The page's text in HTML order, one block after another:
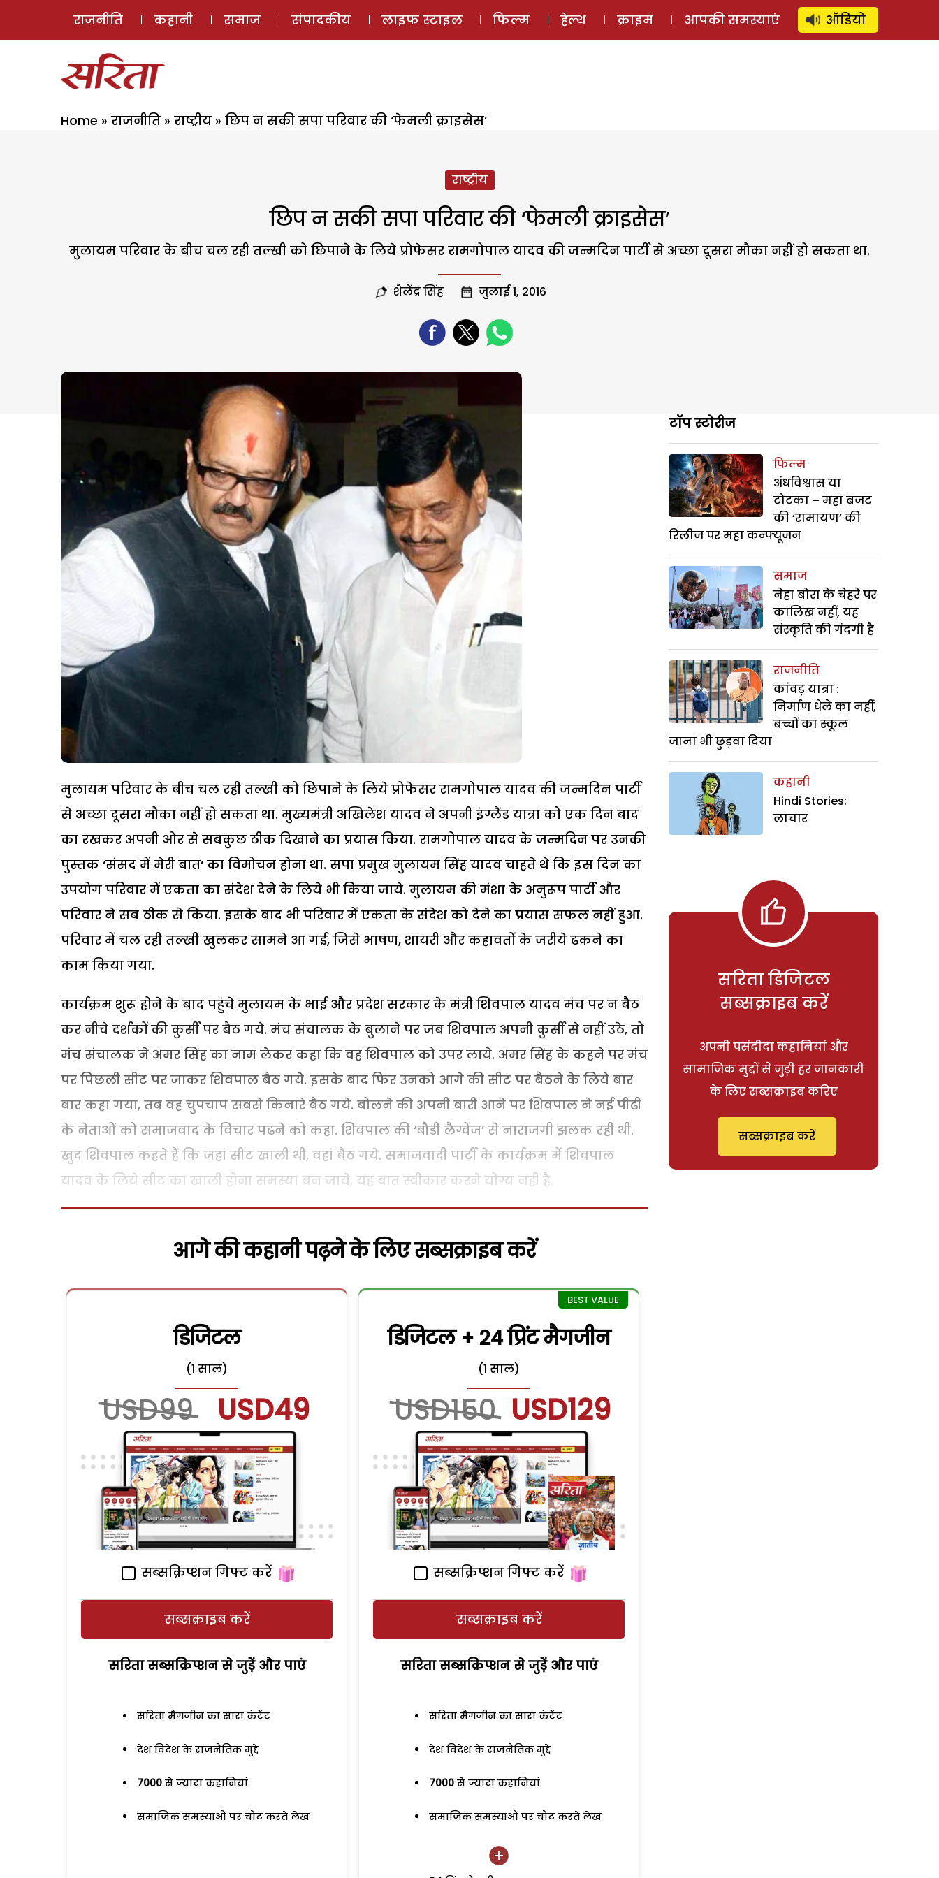
ई-मैगज़ीन ऑडियो स्टोरी लॉग इन ⚲ SUBSCRIBE
राजनीति कहानी समाज संपादकीय लाइफ स्टाइल फिल्म हेल्थ क्राइम आपकी समस्याएं ऑडियो
Home » राजनीति » राष्ट्रीय » छिप न सकी सपा परिवार की ‘फेमली क्राइसेस’
राष्ट्रीय
छिप न सकी सपा परिवार की ‘फेमली क्राइसेस’
मुलायम परिवार के बीच चल रही तल्खी को छिपाने के लिये प्रोफेसर रामगोपाल यादव की जन्मदिन पार्टी से अच्छा दूसरा मौका नहीं हो सकता था.
शैलेंद्र सिंह जुलाई 1, 2016
मुलायम परिवार के बीच चल रही तल्खी को छिपाने के लिये प्रोफेसर रामगोपाल यादव की जन्मदिन पार्टी
से अच्छा दूसरा मौका नहीं हो सकता था. मुख्यमंत्री अखिलेश यादव ने अपनी इंग्लैंड यात्रा को एक दिन बाद
का रखकर अपनी ओर से सबकुछ ठीक दिखाने का प्रयास किया. रामगोपाल यादव के जन्मदिन पर उनकी
पुस्तक ‘संसद में मेरी बात‘ का विमोचन होना था. सपा प्रमुख मुलायम सिंह यादव चाहते थे कि इस दिन का
उपयोग परिवार में एकता का संदेश देने के लिये भी किया जाये. मुलायम की मंशा के अनुरूप पार्टी और
परिवार ने सब ठीक से किया. इसके बाद भी परिवार में एकता के संदेश को देने का प्रयास सफल नहीं हुआ.
परिवार में चल रही तल्खी खुलकर सामने आ गई, जिसे भाषण, शायरी और कहावतों के जरीये ढकने का
काम किया गया.
कार्यक्रम शुरू होने के बाद पहुंचे मुलायम के भाई और प्रदेश सरकार के मंत्री शिवपाल यादव मंच पर न बैठ
कर नीचे दर्शकों की कुर्सी पर बैठ गये. मंच संचालक के बुलाने पर जब शिवपाल अपनी कुर्सी से नहीं उठे, तो
मंच संचालक ने अमर सिंह का नाम लेकर कहा कि वह शिवपाल को उपर लाये. अमर सिंह के कहने पर मंच
पर पिछली सीट पर जाकर शिवपाल बैठ गये. इसके बाद फिर उनको आगे की सीट पर बैठने के लिये बार
बार कहा गया, तब वह चुपचाप सबसे किनारे बैठ गये. बोलने की अपनी बारी आने पर शिवपाल ने नई पीढी
के नेताओं को समाजवाद के विचार पढने को कहा. शिवपाल की ‘बौडी लैग्वेंज’ से नाराजगी झलक रही थी.
खुद शिवपाल कहते हैं कि जहां सीट खाली थी, वहां बैठ गये. समाजवादी पार्टी के कार्यक्रम में शिवपाल
यादव के लिये सीट का खाली होना समस्या बन जाये, यह बात स्वीकार करने योग्य नहीं है.
आगे की कहानी पढ़ने के लिए सब्सक्राइब करें
डिजिटल
(1 साल)
USD99 USD49
सब्सक्रिप्शन गिफ्ट करें
सब्सक्राइब करें
सरिता सब्सक्रिप्शन से जुड़ेें और पाएं
सरिता मैगजीन का सारा कंटेंट
देश विदेश के राजनैतिक मुद्दे
7000 से ज्यादा कहानियां
समाजिक समस्याओं पर चोट करते लेख
डिजिटल + 24 प्रिंट मैगजीन
(1 साल)
USD150 USD129
सब्सक्रिप्शन गिफ्ट करें
सब्सक्राइब करें
सरिता सब्सक्रिप्शन से जुड़ेें और पाएं
सरिता मैगजीन का सारा कंटेंट
देश विदेश के राजनैतिक मुद्दे
7000 से ज्यादा कहानियां
समाजिक समस्याओं पर चोट करते लेख
टॉप स्टोरीज
फिल्म
अंधविश्वास या
टोटका – महा बजट
की ‘रामायण’ की
रिलीज पर महा कन्फ्यूजन
समाज
नेहा बोरा के चेहरे पर
कालिख नहीं, यह
संस्कृति की गंदगी है
राजनीति
कांवड़ यात्रा :
निर्माण धेले का नहीं,
बच्चों का स्कूल
जाना भी छुड़वा दिया
कहानी
Hindi Stories:
लाचार
सरिता डिजिटल
सब्सक्राइब करें
अपनी पसंदीदा कहानियां और
सामाजिक मुद्दों से जुड़ी हर जानकारी
के लिए सब्सक्राइब करिए
सब्सक्राइब करें